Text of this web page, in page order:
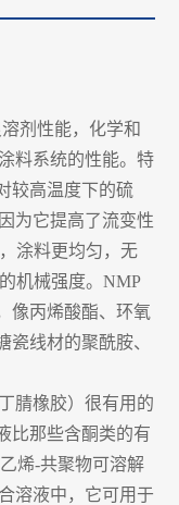
剂性能，化学和
料系统的性能。特
较高温度下的硫
为它提高了流变性
涂料更均匀，无
机械强度。NMP
像丙烯酸酯、环氧
瓷线材的聚酰胺、
腈橡胶）很有用的
比那些含酮类的有
烯-共聚物可溶解
溶液中，它可用于